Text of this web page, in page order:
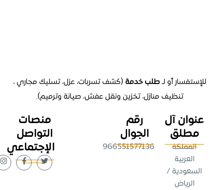
أو لـطلب خدمة(كشف تسربات، عزل، تسليك مجاري ،
تنظيف منازل، تخزين ونقل عفش، صيانة وترميم).
آل
/
رقم
الجوال
966551577136
منصات
التواصل
الإجتماعي